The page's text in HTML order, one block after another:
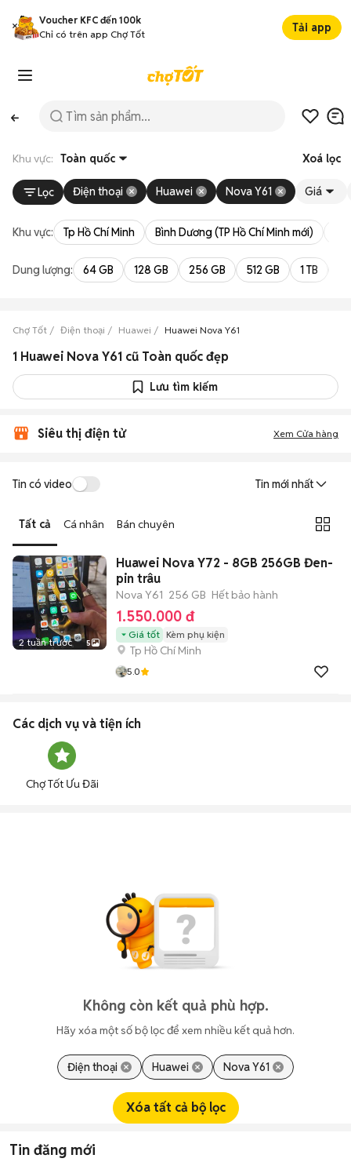
Voucher KFC đến 100k
Chỉ có trên app Chợ Tốt
Tải app
Khu vực: Toàn quốc Xoá lọc
Lọc Điện thoại Huawei Nova Y61 Giá
Khu vực: Tp Hồ Chí Minh Bình Dương (TP Hồ Chí Minh mới)
Dung lượng: 64 GB 128 GB 256 GB 512 GB 1 TB
Chợ Tốt Điện thoại Huawei Huawei Nova Y61
1 Huawei Nova Y61 cũ Toàn quốc đẹp
Lưu tìm kiếm
Siêu thị điện tử Xem Cửa hàng
Tin có video Tin mới nhất
Tất cả Cá nhân Bán chuyên
2 tuần trước 5
Huawei Nova Y72 - 8GB 256GB Đen-
pin trâu
Nova Y61 256 GB Hết bảo hành
1.550.000 đ
Giá tốt Kèm phụ kiện
Tp Hồ Chí Minh
5.0
Các dịch vụ và tiện ích
Chợ Tốt Ưu Đãi
Không còn kết quả phù hợp.
Hãy xóa một số bộ lọc để xem nhiều kết quả hơn.
Điện thoại Huawei Nova Y61
Xóa tất cả bộ lọc
Tin đăng mới